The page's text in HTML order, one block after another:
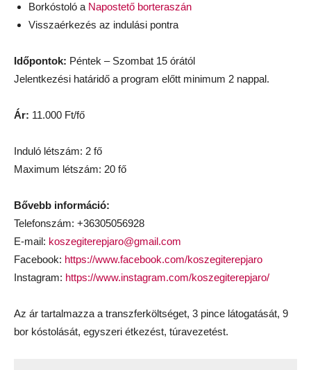
Borkóstoló a Napostető borteraszán
Visszaérkezés az indulási pontra
Időpontok: Péntek – Szombat 15 órától
Jelentkezési határidő a program előtt minimum 2 nappal.
Ár: 11.000 Ft/fő
Induló létszám: 2 fő
Maximum létszám: 20 fő
Bővebb információ:
Telefonszám: +36305056928
E-mail: koszegiterepjaro@gmail.com
Facebook: https://www.facebook.com/koszegiterepjaro
Instagram: https://www.instagram.com/koszegiterepjaro/
Az ár tartalmazza a transzferköltséget, 3 pince látogatását, 9
bor kóstolását, egyszeri étkezést, túravezetést.